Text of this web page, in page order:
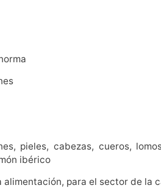
pieles, cabezas, cueros,
ibérico
para el sector de la